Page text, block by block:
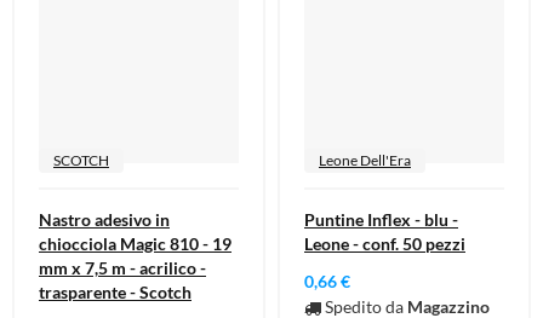
SCOTCH
Nastro adesivo in
chiocciola Magic 810 - 19
mm x 7,5 m - acrilico -
trasparente - Scotch
Leone Dell'Era
Puntine Inflex - blu -
Leone - conf. 50 pezzi
0,66 €
Spedito da Magazzino